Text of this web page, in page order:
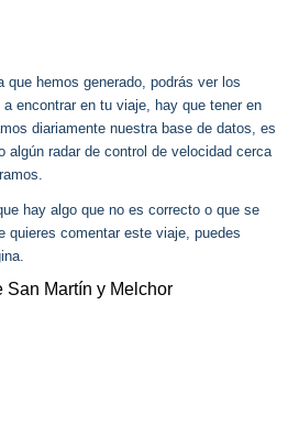
que hemos generado, podrás ver los
encontrar en tu viaje, hay que tener en
diariamente nuestra base de datos, es
algún radar de control de velocidad cerca
hay algo que no es correcto o que se
quieres comentar este viaje, puedes
San Martín y Melchor